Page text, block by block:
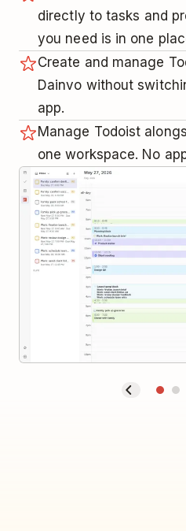
directly to tasks and
you need is in one
Create and manage
Dainvo without
app.
Manage Todoist
one workspace. No